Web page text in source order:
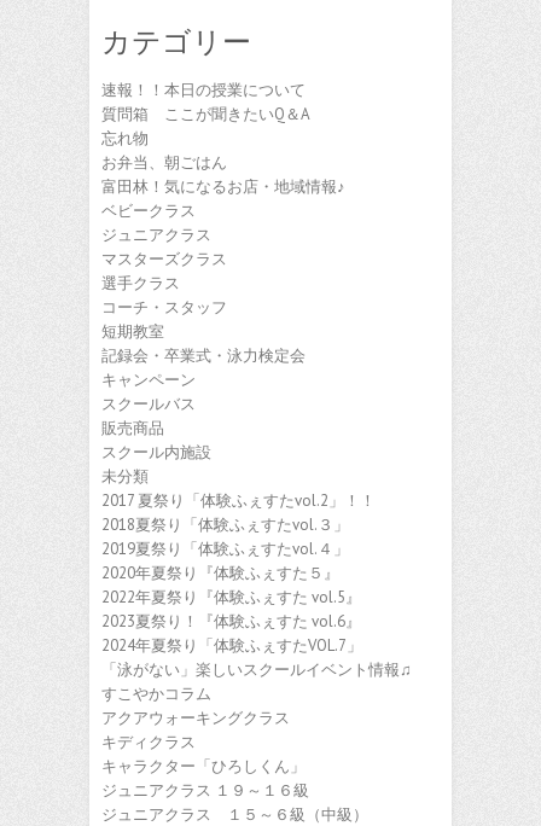
カテゴリー
速報！！本日の授業について
質問箱 ここが聞きたいQ＆A
忘れ物
お弁当、朝ごはん
富田林！気になるお店・地域情報♪
ベビークラス
ジュニアクラス
マスターズクラス
選手クラス
コーチ・スタッフ
短期教室
記録会・卒業式・泳力検定会
キャンペーン
スクールバス
販売商品
スクール内施設
未分類
2017 夏祭り「体験ふぇすたvol.2」！！
2018夏祭り「体験ふぇすたvol.３」
2019夏祭り「体験ふぇすたvol.４」
2020年夏祭り『体験ふぇすた５』
2022年夏祭り『体験ふぇすた vol.5』
2023夏祭り！『体験ふぇすた vol.6』
2024年夏祭り「体験ふぇすたVOL.7」
「泳がない」楽しいスクールイベント情報♫
すこやかコラム
アクアウォーキングクラス
キディクラス
キャラクター「ひろしくん」
ジュニアクラス １９～１６級
ジュニアクラス １５～６級（中級）